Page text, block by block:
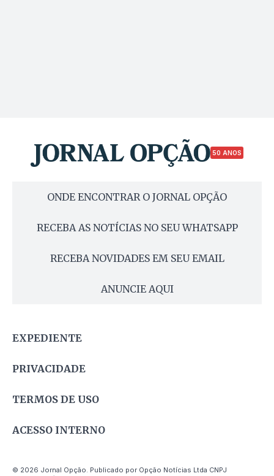
50 ANOS
ONDE ENCONTRAR O JORNAL OPÇÃO
RECEBA AS NOTÍCIAS NO SEU WHATSAPP
RECEBA NOVIDADES EM SEU EMAIL
ANUNCIE AQUI
EXPEDIENTE
PRIVACIDADE
TERMOS DE USO
ACESSO INTERNO
© 2026 Jornal Opção. Publicado por Opção Notícias Ltda CNPJ